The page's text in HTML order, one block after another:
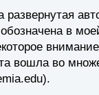
в
вошла во